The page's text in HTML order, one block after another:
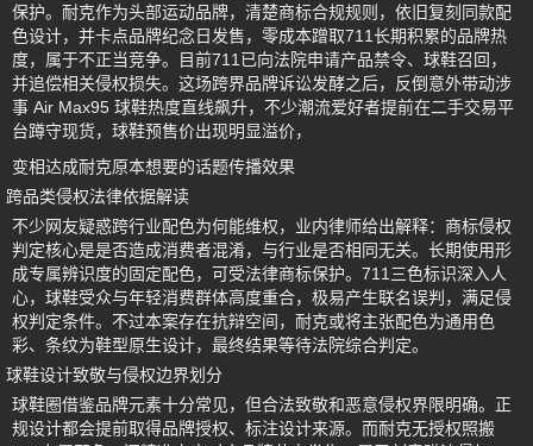
保护。耐克作为头部运动品牌，清楚商标合规规则，依旧复刻同款配
色设计，并卡点品牌纪念日发售，零成本蹭取711长期积累的品牌热
度，属于不正当竞争。目前711已向法院申请产品禁令、球鞋召回，
并追偿相关侵权损失。这场跨界品牌诉讼发酵之后，反倒意外带动涉
事 Air Max95 球鞋热度直线飙升，不少潮流爱好者提前在二手交易平
台蹲守现货，球鞋预售价出现明显溢价，
变相达成耐克原本想要的话题传播效果
跨品类侵权法律依据解读
不少网友疑惑跨行业配色为何能维权，业内律师给出解释：商标侵权
判定核心是是否造成消费者混淆，与行业是否相同无关。长期使用形
成专属辨识度的固定配色，可受法律商标保护。711三色标识深入人
心，球鞋受众与年轻消费群体高度重合，极易产生联名误判，满足侵
权判定条件。不过本案存在抗辩空间，耐克或将主张配色为通用色
彩、条纹为鞋型原生设计，最终结果等待法院综合判定。
球鞋设计致敬与侵权边界划分
球鞋圈借鉴品牌元素十分常见，但合法致敬和恶意侵权界限明确。正
规设计都会提前取得品牌授权、标注设计来源。而耐克无授权照搬